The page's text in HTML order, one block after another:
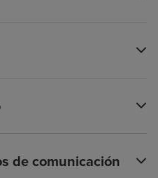
de comunicación